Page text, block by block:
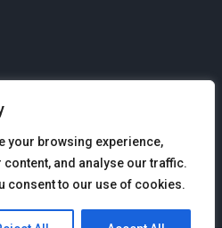
your browsing experience,
and analyse our traffic.
consent to our use of cookies.